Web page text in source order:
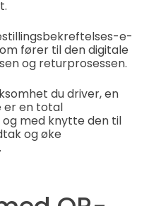
e-
fører til den digitale
og returprosessen.
du driver, en
er en total
med knytte den til
og øke